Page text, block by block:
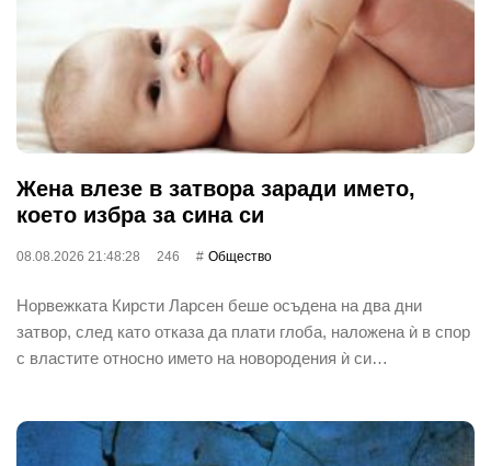
Жена влезе в затвора заради името,
което избра за сина си
08.08.2026 21:48:28 246 Общество
Норвежката Кирсти Ларсен беше осъдена на два дни
затвор, след като отказа да плати глоба, наложена ѝ в спор
с властите относно името на новородения ѝ си…